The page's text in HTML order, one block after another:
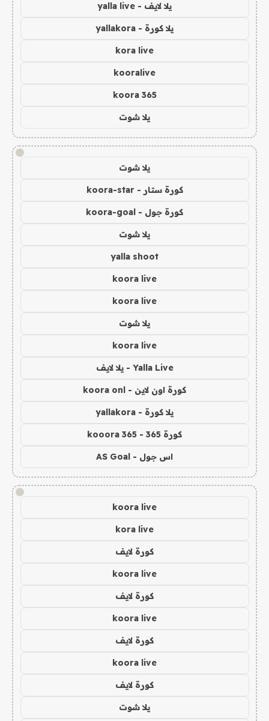
يلا لايف - yalla live
يلا كورة - yallakora
kora live
kooralive
koora 365
يلا شوت
!
يلا شوت
كورة ستار - koora-star
كورة جول - koora-goal
يلا شوت
yalla shoot
koora live
koora live
يلا شوت
koora live
Yalla Live - يلا لايف
كورة اون لاين - koora onl
يلا كورة - yallakora
كورة 365 - kooora 365
اس جول - AS Goal
!
koora live
kora live
كورة لايف
koora live
كورة لايف
koora live
كورة لايف
koora live
كورة لايف
يلا شوت